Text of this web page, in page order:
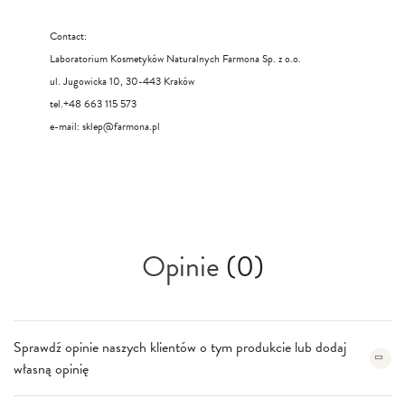
Contact:
Laboratorium Kosmetyków Naturalnych Farmona Sp. z o.o.
ul. Jugowicka 10, 30-443 Kraków
tel.+48 663 115 573
e-mail: sklep@farmona.pl
Opinie(0)
Sprawdź opinie naszych klientów o tym produkcie lub dodaj
własną opinię